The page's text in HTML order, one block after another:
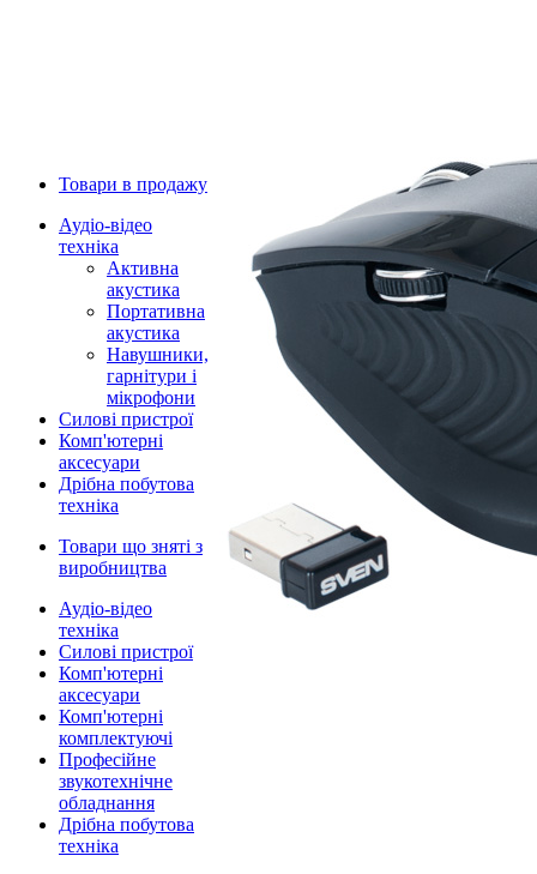
Товари в продажу
Аудіо-відео
техніка
Активна
акустика
Портативна
акустика
Навушники,
гарнітури і
мікрофони
Силові пристрої
Комп'ютерні
аксесуари
Дрібна побутова
техніка
Товари що зняті з
виробництва
Аудіо-відео
техніка
Силові пристрої
Комп'ютерні
аксесуари
Комп'ютерні
комплектуючі
Професійне
звукотехнічне
обладнання
Дрібна побутова
техніка